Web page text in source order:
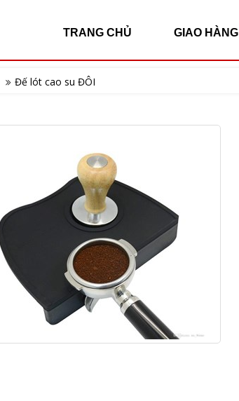
TRANG CHỦ GIAO HÀNG
Đế lót cao su ĐÔI